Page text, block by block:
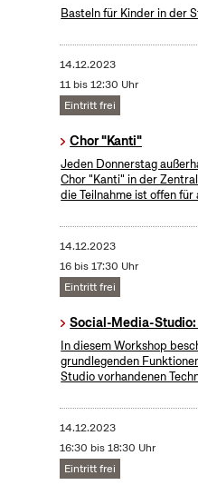
Basteln für Kinder in der
14.12.2023
11 bis 12:30 Uhr
Eintritt frei
Chor "Kanti"
Jeden Donnerstag
Chor "Kanti" in der
die Teilnahme ist offen für
14.12.2023
16 bis 17:30 Uhr
Eintritt frei
Social-Media-
In diesem Workshop
grundlegenden
Studio vorhandenen
14.12.2023
16:30 bis 18:30 Uhr
Eintritt frei